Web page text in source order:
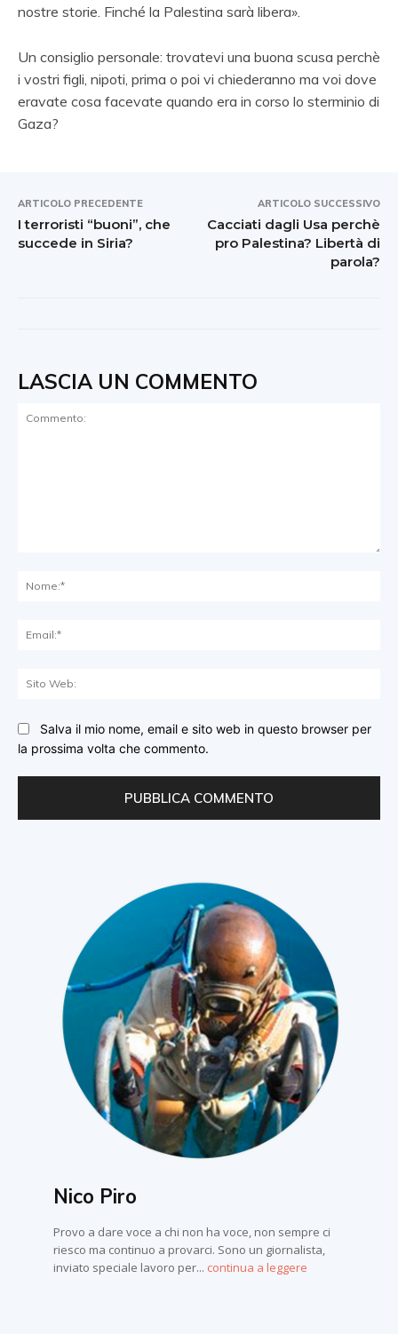
nostre storie. Finché la Palestina sarà libera».
Un consiglio personale: trovatevi una buona scusa perchè
i vostri figli, nipoti, prima o poi vi chiederanno ma voi dove
eravate cosa facevate quando era in corso lo sterminio di
Gaza?
ARTICOLO PRECEDENTE
I terroristi “buoni”, che
succede in Siria?
ARTICOLO SUCCESSIVO
Cacciati dagli Usa perchè
pro Palestina? Libertà di
parola?
LASCIA UN COMMENTO
Salva il mio nome, email e sito web in questo browser per
la prossima volta che commento.
Nico Piro
Provo a dare voce a chi non ha voce, non sempre ci
riesco ma continuo a provarci. Sono un giornalista,
inviato speciale lavoro per... continua a leggere